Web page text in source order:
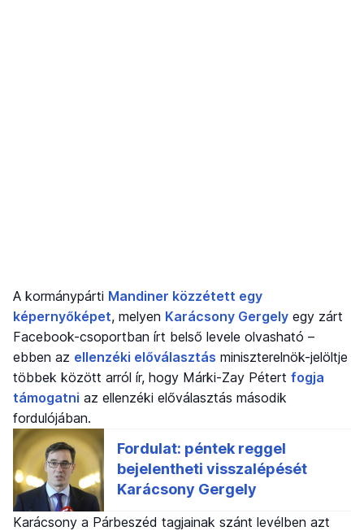
A kormánypárti Mandiner közzétett egy
képernyőképet, melyen Karácsony Gergely egy zárt
Facebook-csoportban írt belső levele olvasható –
ebben az ellenzéki előválasztás miniszterelnök-jelöltje
többek között arról ír, hogy Márki-Zay Pétert fogja
támogatni az ellenzéki előválasztás második
fordulójában.
Karácsony a Párbeszéd tagjainak szánt levélben azt